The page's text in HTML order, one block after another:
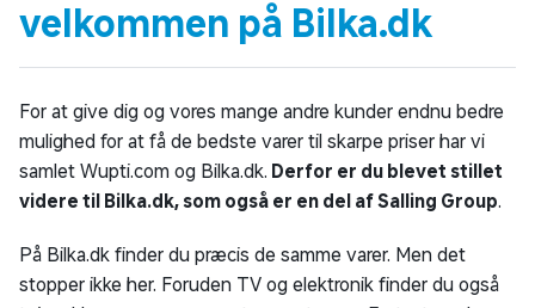
velkommen på Bilka.dk
For at give dig og vores mange andre kunder endnu bedre
mulighed for at få de bedste varer til skarpe priser har vi
samlet Wupti.com og Bilka.dk. Derfor er du blevet stillet
videre til Bilka.dk, som også er en del af Salling Group.
På Bilka.dk finder du præcis de samme varer. Men det
stopper ikke her. Foruden TV og elektronik finder du også